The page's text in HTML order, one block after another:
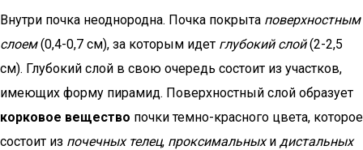
Внутри почка неоднородна. Почка покрыта поверхностным
слоем(0,4-0,7 см), за которым идет глубокий слой(2-2,5
см). Глубокий слой в свою очередь состоит из участков,
имеющих форму пирамид. Поверхностный слой образует
корковое вещество почки темно-красного цвета, которое
состоит из почечных телец, проксимальныхи дистальных